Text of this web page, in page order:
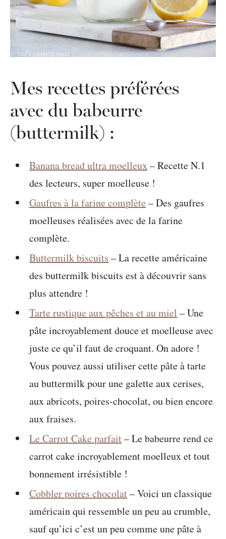
Mes recettes préférées
avec du babeurre
(buttermilk) :
Banana bread ultra moelleux– Recette N.1
des lecteurs, super moelleuse !
Gaufres à la farine complète – Des gaufres
moelleuses réalisées avec de la farine
complète.
Buttermilk biscuits – La recette américaine
des buttermilk biscuits est à découvrir sans
plus attendre !
Tarte rustique aux pêches et au miel – Une
pâte incroyablement douce et moelleuse avec
juste ce qu’il faut de croquant. On adore !
Vous pouvez aussi utiliser cette pâte à tarte
au buttermilk pour une galette aux cerises,
aux abricots, poires-chocolat, ou bien encore
aux fraises.
Le Carrot Cake parfait– Le babeurre rend ce
carrot cake incroyablement moelleux et tout
bonnement irrésistible !
Cobbler poires chocolat– Voici un classique
américain qui ressemble un peu au crumble,
sauf qu’ici c’est un peu comme une pâte à